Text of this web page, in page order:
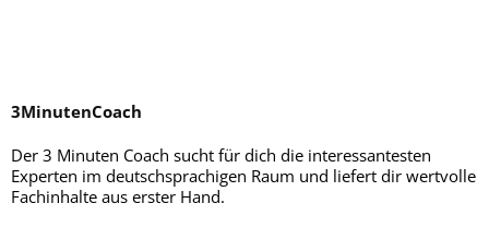
3MinutenCoach
Der 3 Minuten Coach sucht für dich die interessantesten
Experten im deutschsprachigen Raum und liefert dir wertvolle
Fachinhalte aus erster Hand.